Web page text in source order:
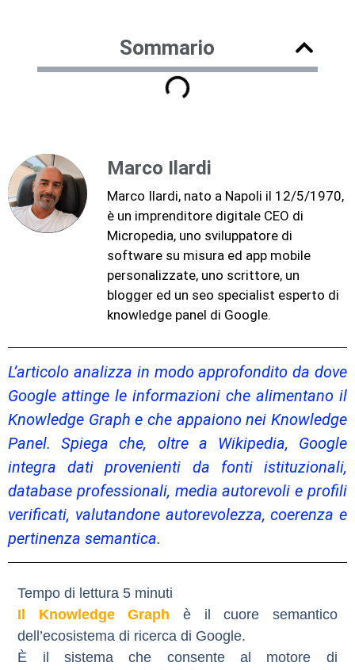
Sommario
Marco Ilardi
Marco Ilardi, nato a Napoli il 12/5/1970,
è un imprenditore digitale CEO di
Micropedia, uno sviluppatore di
software su misura ed app mobile
personalizzate, uno scrittore, un
blogger ed un seo specialist esperto di
knowledge panel di Google.
L’articolo analizza in modo approfondito da dove
Google attinge le informazioni che alimentano il
Knowledge Graph e che appaiono nei Knowledge
Panel. Spiega che, oltre a Wikipedia, Google
integra dati provenienti da fonti istituzionali,
database professionali, media autorevoli e profili
verificati, valutandone autorevolezza, coerenza e
pertinenza semantica.
Il Knowledge Graph è il cuore semantico
dell’ecosistema di ricerca di Google.
È il sistema che consente al motore di